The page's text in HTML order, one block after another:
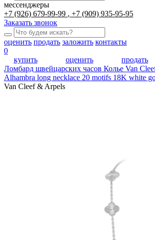
мессенджеры
+7 (926) 679-99-99
+7 (909) 935-95-95
Заказать звонок
оценить продать заложить контакты
0
купить
оценить продать
Ломбард швейцарских часов Колье Van
Alhambra long necklace 20 motifs 18K white
Van Cleef & Arpels